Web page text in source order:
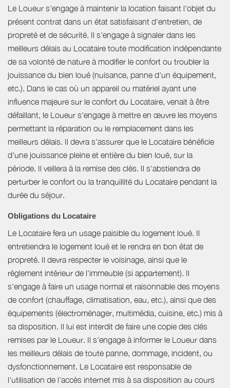
Le Loueur s'engage à maintenir la location faisant l'objet du
présent contrat dans un état satisfaisant d'entretien, de
propreté et de sécurité. Il s'engage à signaler dans les
meilleurs délais au Locataire toute modification indépendante
de sa volonté de nature à modifier le confort ou troubler la
jouissance du bien loué (nuisance, panne d'un équipement,
etc.). Dans le cas où un appareil ou matériel ayant une
influence majeure sur le confort du Locataire, venait à être
défaillant, le Loueur s'engage à mettre en œuvre les moyens
permettant la réparation ou le remplacement dans les
meilleurs délais. Il devra s'assurer que le Locataire bénéficie
d'une jouissance pleine et entière du bien loué, sur la
période. Il veillera à la remise des clés. Il s'abstiendra de
perturber le confort ou la tranquillité du Locataire pendant la
durée du séjour.
Obligations du Locataire
Le Locataire fera un usage paisible du logement loué. Il
entretiendra le logement loué et le rendra en bon état de
propreté. Il devra respecter le voisinage, ainsi que le
règlement intérieur de l'immeuble (si appartement). Il
s'engage à faire un usage normal et raisonnable des moyens
de confort (chauffage, climatisation, eau, etc.), ainsi que des
équipements (électroménager, multimédia, cuisine, etc.) mis à
sa disposition. Il lui est interdit de faire une copie des clés
remises par le Loueur. Il s'engage à informer le Loueur dans
les meilleurs délais de toute panne, dommage, incident, ou
dysfonctionnement. Le Locataire est responsable de
l'utilisation de l'accès internet mis à sa disposition au cours